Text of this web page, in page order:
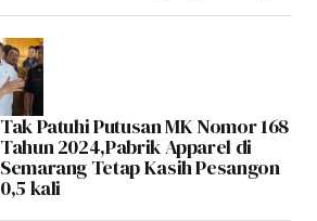
Tak Patuhi Putusan MK Nomor 168
Tahun 2024,Pabrik Apparel di
Semarang Tetap Kasih Pesangon
0,5 kali